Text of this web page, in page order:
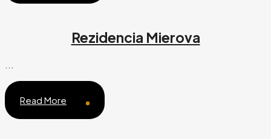
Rezidencia Mierova
Read More